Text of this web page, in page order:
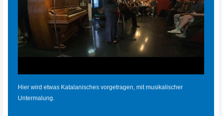
Hier wird etwas Katalanisches vorgetragen, mit musikalischer
Untermalung.